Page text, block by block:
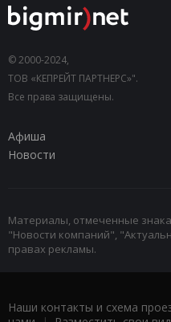
© 2000-2024,
ТОВ «КЕПРЕЙТ ПАРТНЕРС»".
Все права защищены.
Афиша
Новости
Материалы, отмеченные
"Новости компаний",
правах рекламы.
Наши контакты и схема